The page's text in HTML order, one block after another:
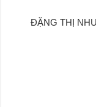
ĐẶNG THỊ